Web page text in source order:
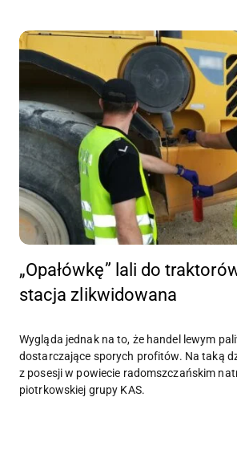
„Opałówkę” lali do
stacja zlikwidowana
Wygląda jednak na to, że handel lewym
dostarczające sporych profitów. Na taką
z posesji w powiecie radomszczańskim
piotrkowskiej grupy KAS.